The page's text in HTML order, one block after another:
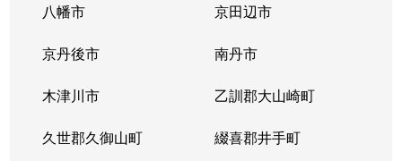
八幡市 京田辺市
京丹後市 南丹市
木津川市 乙訓郡大山崎町
久世郡久御山町 綴喜郡井手町